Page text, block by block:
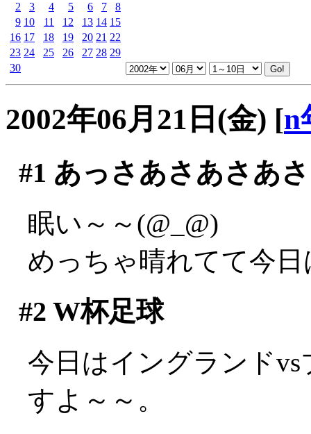
2
3 4 5 6 7
8
9 10 11 12 13 14 15
16 17 18 19 20 21 22
23 24 25 26 27 28 29
30
2002年06月21日(金) [n
#1 あっさあさあさあ
眠い～～(@_@)
めっちゃ晴れてて今
#2 W杯足球
今日はイングランド
すよ～～。